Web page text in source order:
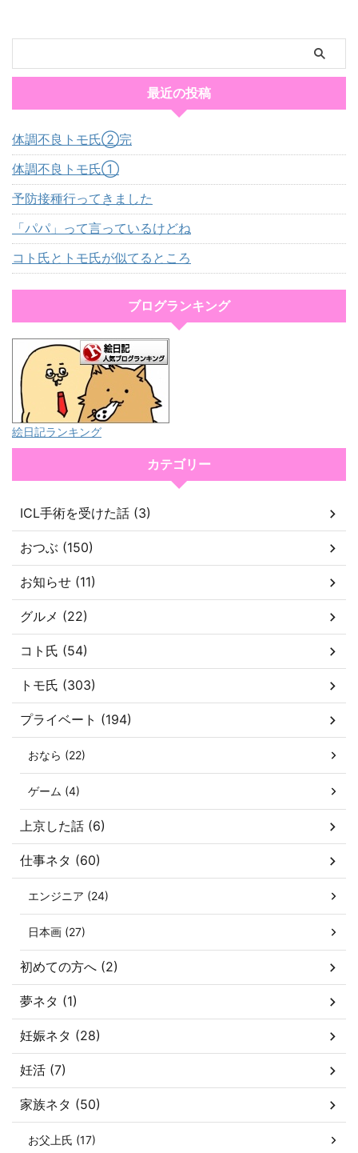
最近の投稿
体調不良トモ氏②完
体調不良トモ氏①
予防接種行ってきました
「パパ」って言っているけどね
コト氏とトモ氏が似てるところ
ブログランキング
絵日記ランキング
カテゴリー
ICL手術を受けた話 (3)
おつぶ (150)
お知らせ (11)
グルメ (22)
コト氏 (54)
トモ氏 (303)
プライベート (194)
おなら (22)
ゲーム (4)
上京した話 (6)
仕事ネタ (60)
エンジニア (24)
日本画 (27)
初めての方へ (2)
夢ネタ (1)
妊娠ネタ (28)
妊活 (7)
家族ネタ (50)
お父上氏 (17)